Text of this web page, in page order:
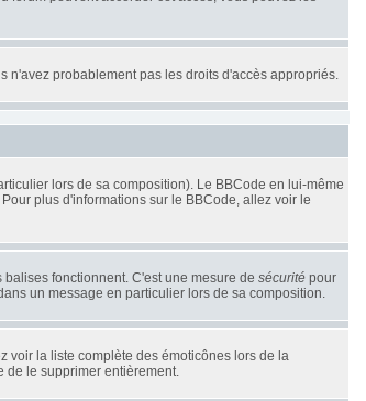
n'avez probablement pas les droits d'accès appropriés.
lors de sa composition). Le BBCode en lui-même
plus d'informations sur le BBCode, allez voir le
fonctionnent. C'est une mesure de sécurité pour
un message en particulier lors de sa composition.
voir la liste complète des émoticônes lors de la
de le supprimer entièrement.